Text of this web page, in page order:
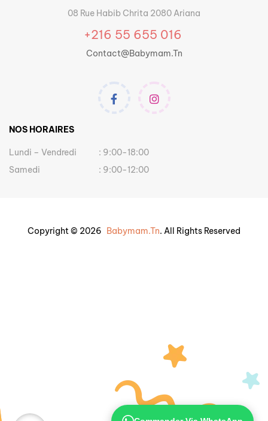
08 Rue Habib Chrita 2080 Ariana
+216 55 655 016
Contact@babymam.tn
NOS HORAIRES
Lundi – Vendredi
: 9:00-18:00
Samedi
: 9:00-12:00
Copyright © 2026 Babymam.tn. All Rights Reserved